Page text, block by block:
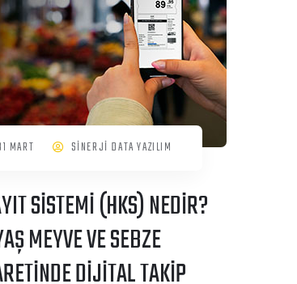
MART SİNERJİ DATA YAZILIM
SİSTEMİ (HKS) NEDİR?
MEYVE VE SEBZE
DİJİTAL TAKİP